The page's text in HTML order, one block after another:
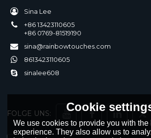
Sina Lee
+86 13423110605
+86 0769-81519190
sina@rainbowtouches.com
8613423110605
sinalee608
FOLGE UNS:
Cookie
We use cookies to provide you with
experience. They also allow us to